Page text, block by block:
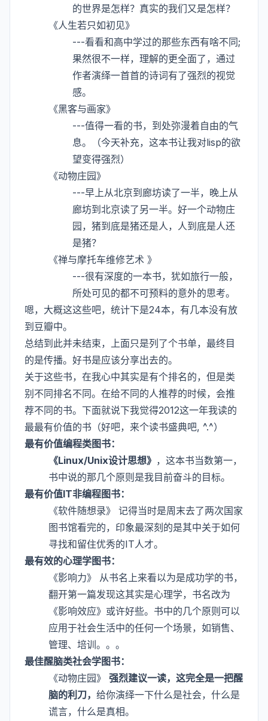
的世界是怎样？真实的我们又是怎样？
《人生若只如初见》
---看看和高中学过的那些东西有啥不同;
果然很不一样，理解的更全面了，通过
作者演绎一首首的诗词有了强烈的视觉
感。
《黑客与画家》
---值得一看的书，到处弥漫着自由的气
息。（今天补充，这本书让我对lisp的欲
望变得强烈）
《动物庄园》
---早上从北京到廊坊读了一半，晚上从
廊坊到北京读了另一半。好一个动物庄
园，猪到底是猪还是人，人到底是人还
是猪？
《禅与摩托车维修艺术 》
---很有深度的一本书，犹如旅行一般，
所处可见的都不可预料的意外的思考。
嗯，大概这这些吧，统计下是24本，有几本没有放
到豆瓣中。
总结到此并未结束，上面只是列了个书单，最终目
的是传播。好书是应该分享出去的。
关于这些书，在我心中其实是有个排名的，但是类
别不同排名不同。在给不同的人推荐的时候，会推
荐不同的书。下面就说下我觉得2012这一年我读的
最最有价值的书（好吧，来个读书盛典吧, ^.^）
最有价值编程类图书：
《Linux/Unix设计思想》 ，这本书当数第一，
书中说的那几个原则是我目前奋斗的目标。
最有价值IT非编程图书：
《软件随想录》 记得当时是周末去了两次国家
图书馆看完的，印象最深刻的是其中关于如何
寻找和留住优秀的IT人才。
最有效的心理学图书：
《影响力》 从书名上来看以为是成功学的书，
翻开第一篇发现这其实是心理学，书名改为
《影响效应》或许好些。书中的几个原则可以
应用于社会生活中的任何一个场景，如销售、
管理、培训。。。
最佳醒脑类社会学图书：
《动物庄园》 强烈建议一读，这完全是一把醒
脑的利刀， 给你演绎一下什么是社会，什么是
谎言，什么是真相。